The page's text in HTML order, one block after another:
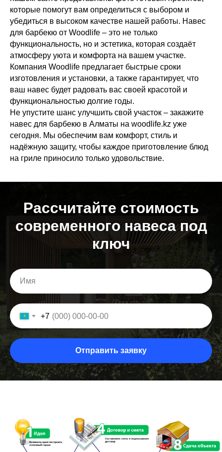
которые помогут вам определиться с выбором и
убедиться в высоком качестве нашей работы. Навес
для барбекю от Woodlife – это не только
функциональность, но и эстетика, которая создаёт
атмосферу уюта и комфорта на вашем участке.
Компания Woodlife предлагает быстрые сроки
изготовления и установки, а также гарантирует, что
ваш навес будет радовать вас своей красотой и
функциональностью долгие годы.
Не упустите шанс улучшить свой участок – закажите
навес для барбекю в Алматы на woodlife.kz уже
сегодня. Мы обеспечим вам комфорт, стиль и
надёжную защиту, чтобы каждое приготовление блюд
на гриле приносило только удовольствие.
Расcчитайте стоимость
современного навеса под
ключ
+7
Отправить заявку